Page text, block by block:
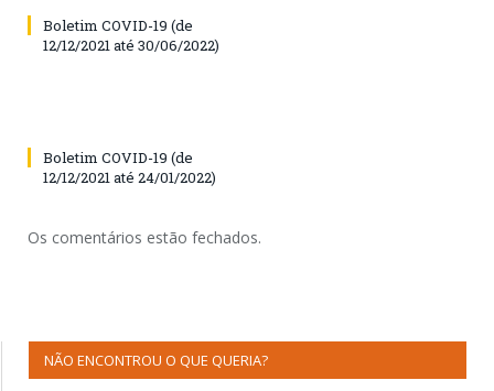
Boletim COVID-19 (de
12/12/2021 até 30/06/2022)
Boletim COVID-19 (de
12/12/2021 até 24/01/2022)
Os comentários estão fechados.
NÃO ENCONTROU O QUE QUERIA?